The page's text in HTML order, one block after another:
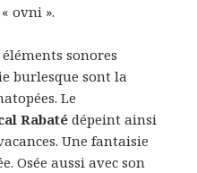
ovni ».
sonores
burlesque sont la
Le
Rabaté dépeint ainsi
Une fantaisie
Osée aussi avec son